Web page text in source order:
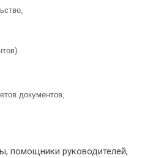
документов,
помощники руководителей,